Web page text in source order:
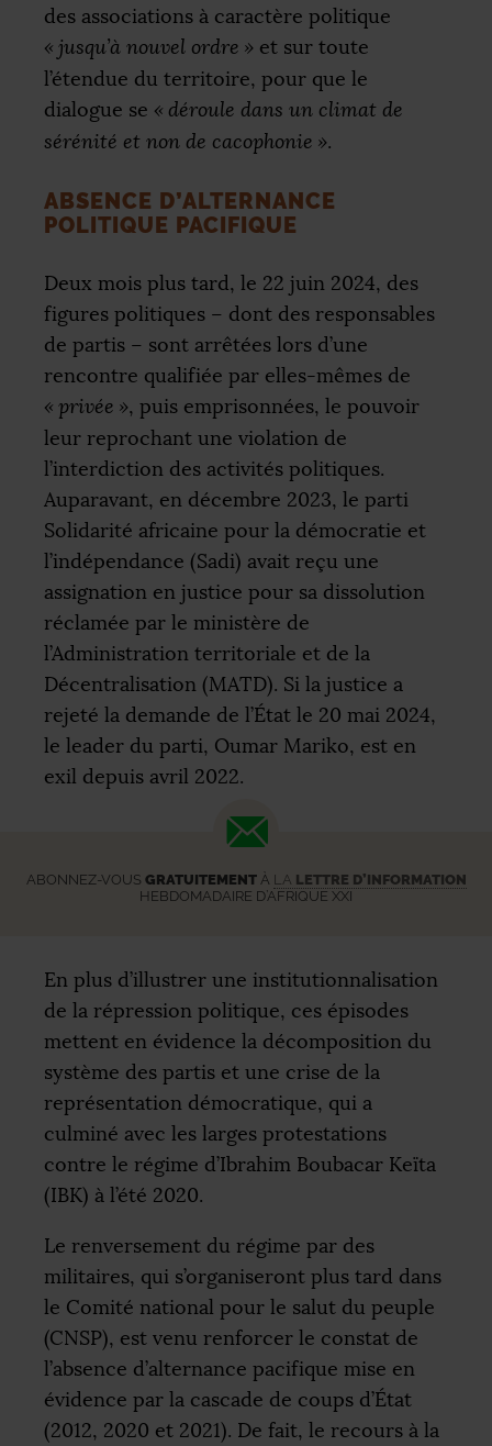
des associations à caractère politique
« jusqu’à nouvel ordre » et sur toute
l’étendue du territoire, pour que le
dialogue se « déroule dans un climat de
sérénité et non de cacophonie ».
ABSENCE D’ALTERNANCE
POLITIQUE PACIFIQUE
Deux mois plus tard, le 22 juin 2024, des
figures politiques – dont des responsables
de partis – sont arrêtées lors d’une
rencontre qualifiée par elles-mêmes de
« privée », puis emprisonnées, le pouvoir
leur reprochant une violation de
l’interdiction des activités politiques.
Auparavant, en décembre 2023, le parti
Solidarité africaine pour la démocratie et
l’indépendance (Sadi) avait reçu une
assignation en justice pour sa dissolution
réclamée par le ministère de
l’Administration territoriale et de la
Décentralisation (MATD). Si la justice a
rejeté la demande de l’État le 20 mai 2024,
le leader du parti, Oumar Mariko, est en
exil depuis avril 2022.
ABONNEZ-VOUS GRATUITEMENTÀ LA LETTRE D’INFORMATION
HEBDOMADAIRE D’AFRIQUE XXI
En plus d’illustrer une institutionnalisation
de la répression politique, ces épisodes
mettent en évidence la décomposition du
système des partis et une crise de la
représentation démocratique, qui a
culminé avec les larges protestations
contre le régime d’Ibrahim Boubacar Keïta
(IBK) à l’été 2020.
Le renversement du régime par des
militaires, qui s’organiseront plus tard dans
le Comité national pour le salut du peuple
(CNSP), est venu renforcer le constat de
l’absence d’alternance pacifique mise en
évidence par la cascade de coups d’État
(2012, 2020 et 2021). De fait, le recours à la